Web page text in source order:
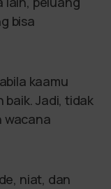
bisa
kaamu
Jadi, tidak
wacana
niat, dan